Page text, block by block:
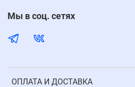
ОПЛАТА И ДОСТАВКА
Мы в соц. сетях